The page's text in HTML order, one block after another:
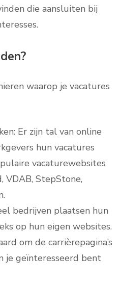
die aansluiten bij
waarop je vacatures
Er zijn tal van online
hun vacatures
vacaturewebsites
VDAB, StepStone,
bedrijven plaatsen hun
op hun eigen websites.
om de carrièrepagina’s
je geïnteresseerd bent